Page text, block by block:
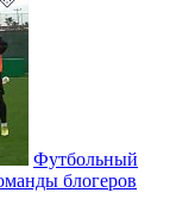
Футбольный
блогеров